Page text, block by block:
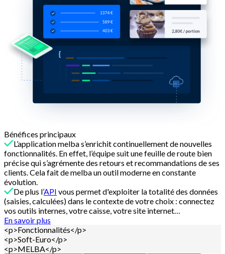
Bénéfices principaux
L’application melba s’enrichit continuellement de nouvelles
fonctionnalités. En effet, l’équipe suit une feuille de route bien
précise qui s’agrémente des retours et recommandations de ses
clients. Cela fait de melba un outil moderne en constante
évolution.
De plus l’API vous permet d'exploiter la totalité des données
(saisies, calculées) dans le contexte de votre choix : connectez
vos outils internes, votre caisse, votre site internet…
En savoir plus
<p>Fonctionnalités</p>
<p>Soft-Euro</p>
<p>MELBA</p>